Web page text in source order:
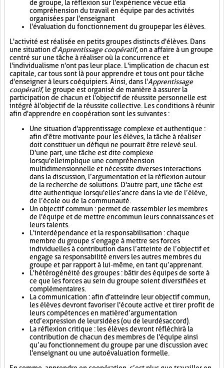
de groupe, la réflexion sur l'expérience vécue et la
compréhension du travail en équipe par des activités
organisées par l'enseignant
l'évaluation du fonctionnement du groupe par les élèves.
L'activité est réalisée en petits groupes distincts d'élèves. Dans
une situation d'Apprentissage coopératif, on a affaire à un groupe
centré sur une tâche à réaliser où la concurrence et
l'individualisme n'ont pas leur place. L'implication de chacun est
capitale, car tous sont là pour apprendre et tous ont pour tâche
d'enseigner à leurs coéquipiers. Ainsi, dans l'Apprentissage
coopératif, le groupe est organisé de manière à assurer la
participation de chacun et l'objectif de réussite personnelle est
intégré à l'objectif de la réussite collective. Les conditions à réunir
afin d'apprendre en coopération sont les suivantes :
Une situation d'apprentissage complexe et authentique :
afin d'être motivante pour les élèves, la tâche à réaliser
doit constituer un défi qui ne pourrait être relevé seul.
D'une part, une tâche est dite complexe
lorsqu'elle implique une compréhension
multidimensionnelle et nécessite diverses interactions
dans la discussion, l’argumentation et la réflexion autour
de la recherche de solutions. D'autre part, une tâche est
dite authentique lorsqu'elle s’ancre dans la vie de l’élève,
de l’école ou de la communauté.
Un objectif commun : permet de rassembler les membres
de l'équipe et de mettre en commun leurs connaissances et
leurs talents.
L'interdépendance et la responsabilisation : chaque
membre du groupe s’engage à mettre ses forces
individuelles à contribution dans l’atteinte de l’objectif et
engage sa responsabilité envers les autres membres du
groupe et par rapport à lui-même, en tant qu’apprenant.
L'hétérogénéité des groupes : bâtir des équipes de sorte à
ce que les forces au sein du groupe soient diversifiées et
complémentaires.
La communication : afin d'atteindre leur objectif commun,
les élèves devront favoriser l'écoute active et tirer profit de
leurs compétences en matière d’argumentation
et d’expression de leurs idées (ou de leur désaccord).
La réflexion critique : les élèves devront réfléchir à la
contribution de chacun des membres de l'équipe ainsi
qu’au fonctionnement du groupe par une discussion avec
l'enseignant ou une autoévaluation formelle.